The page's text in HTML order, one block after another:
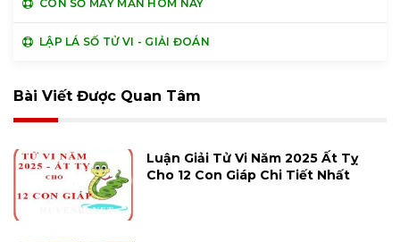
CON SỐ MAY MẮN HÔM NAY
LẬP LÁ SỐ TỬ VI - GIẢI ĐOÁN
Bài Viết Được Quan Tâm
Luận Giải Tử Vi Năm 2025 Ất Tỵ
Cho 12 Con Giáp Chi Tiết Nhất